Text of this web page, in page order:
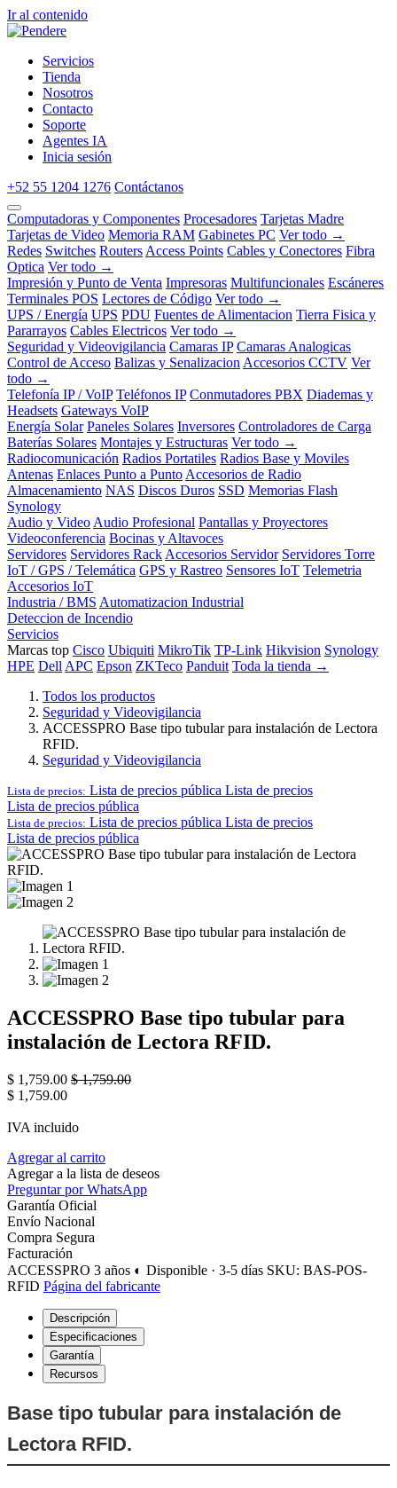
Ir al contenido
Servicios
Tienda
Nosotros
Contacto
Soporte
Agentes IA
Inicia sesión
+52 55 1204 1276 Contáctanos
Computadoras y Componentes Procesadores Tarjetas Madre
Tarjetas de Video Memoria RAM Gabinetes PC Ver todo →
Redes Switches Routers Access Points Cables y Conectores Fibra
Optica Ver todo →
Impresión y Punto de Venta Impresoras Multifuncionales Escáneres
Terminales POS Lectores de Código Ver todo →
UPS / Energía UPS PDU Fuentes de Alimentacion Tierra Fisica y
Pararrayos Cables Electricos Ver todo →
Seguridad y Videovigilancia Camaras IP Camaras Analogicas
Control de Acceso Balizas y Senalizacion Accesorios CCTV Ver
todo →
Telefonía IP / VoIP Teléfonos IP Conmutadores PBX Diademas y
Headsets Gateways VoIP
Energía Solar Paneles Solares Inversores Controladores de Carga
Baterías Solares Montajes y Estructuras Ver todo →
Radiocomunicación Radios Portatiles Radios Base y Moviles
Antenas Enlaces Punto a Punto Accesorios de Radio
Almacenamiento NAS Discos Duros SSD Memorias Flash
Synology
Audio y Video Audio Profesional Pantallas y Proyectores
Videoconferencia Bocinas y Altavoces
Servidores Servidores Rack Accesorios Servidor Servidores Torre
IoT / GPS / Telemática GPS y Rastreo Sensores IoT Telemetria
Accesorios IoT
Industria / BMS Automatizacion Industrial
Deteccion de Incendio
Servicios
Marcas top Cisco Ubiquiti MikroTik TP-Link Hikvision Synology
HPE Dell APC Epson ZKTeco Panduit Toda la tienda →
Todos los productos
Seguridad y Videovigilancia
ACCESSPRO Base tipo tubular para instalación de Lectora
RFID.
Seguridad y Videovigilancia
Lista de precios: Lista de precios pública Lista de precios
Lista de precios pública
Lista de precios: Lista de precios pública Lista de precios
Lista de precios pública
ACCESSPRO Base tipo tubular para
instalación de Lectora RFID.
$ 1,759.00 $1,759.00
$ 1,759.00
IVA incluido
Agregar al carrito
Agregar a la lista de deseos
Preguntar por WhatsApp
Garantía Oficial
Envío Nacional
Compra Segura
Facturación
ACCESSPRO 3 años ◐ Disponible · 3-5 días SKU: BAS-POS-
RFID Página del fabricante
Descripción
Especificaciones
Garantía
Recursos
Base tipo tubular para instalación de
Lectora RFID.